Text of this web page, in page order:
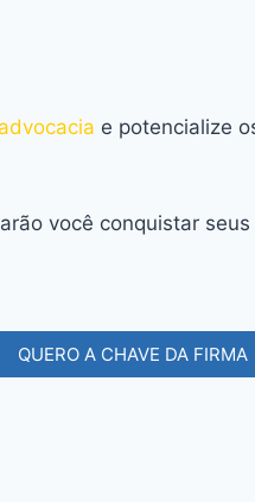
e potencialize
você conquistar
QUERO A CHAVE DA FIRMA